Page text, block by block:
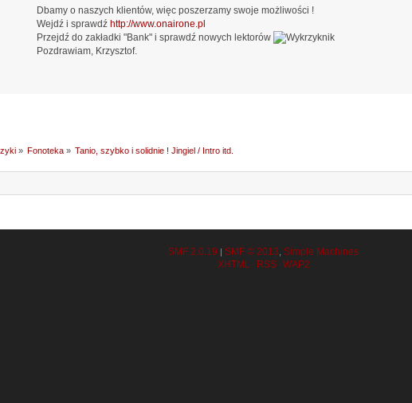
Dbamy o naszych klientów, więc poszerzamy swoje możliwości !
Wejdź i sprawdź http://www.onairone.pl
Przejdź do zakładki "Bank" i sprawdź nowych lektorów
Pozdrawiam, Krzysztof.
» Fonoteka» Tanio, szybko i solidnie ! Jingiel / Intro itd.
SMF 2.0.19 SMF © 2013 Simple Machines
XHTML
RSS WAP2